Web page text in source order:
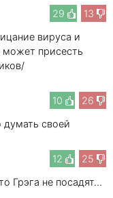
29 13
вируса и
может присесть
10
26
думать своей
12
25
Грэга не посадят...